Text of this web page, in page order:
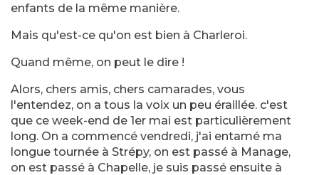
enfants de la même manière.
Mais qu'est-ce qu'on est bien à Charleroi.
Quand même, on peut le dire !
Alors, chers amis, chers camarades, vous
l'entendez, on a tous la voix un peu éraillée. c'est
que ce week-end de 1er mai est particulièrement
long. On a commencé vendredi, j'ai entamé ma
longue tournée à Strépy, on est passé à Manage,
on est passé à Chapelle, je suis passé ensuite à